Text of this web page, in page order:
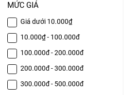
MỨC GIÁ
Giá dưới 10.000₫
10.000₫ - 100.000đ
100.000đ - 200.000đ
200.000đ - 300.000đ
300.000đ - 500.000đ